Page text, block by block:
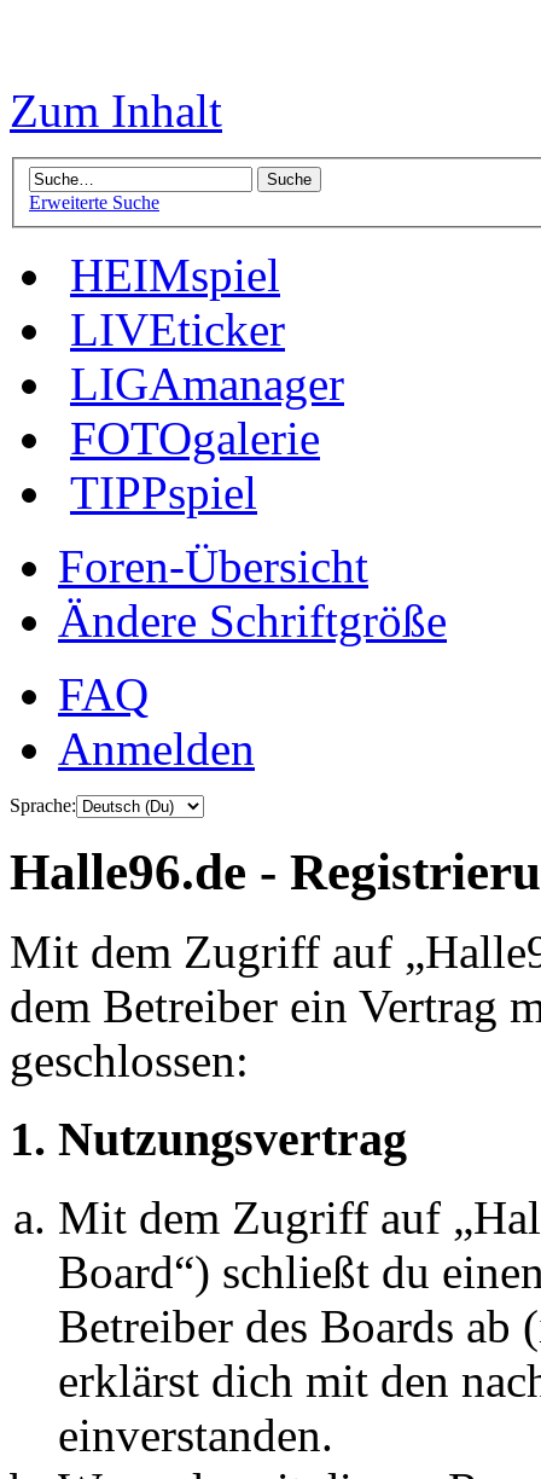
Zum Inhalt
Erweiterte Suche
HEIMspiel
LIVEticker
LIGAmanager
FOTOgalerie
TIPPspiel
Foren-Übersicht
Ändere Schriftgröße
FAQ
Anmelden
Sprache:
Halle96.de -
Mit dem Zugriff auf
dem Betreiber ein Vertrag
geschlossen:
1. Nutzungsvertrag
Mit dem Zugriff auf
Board“) schließt du
Betreiber des Boards ab
erklärst dich mit den
einverstanden.